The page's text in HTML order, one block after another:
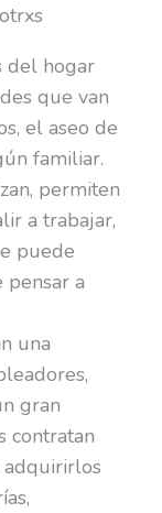
del hogar
que van
el aseo de
familiar.
permiten
a trabajar,
puede
pensar a
una
gran
contratan
adquirirlos